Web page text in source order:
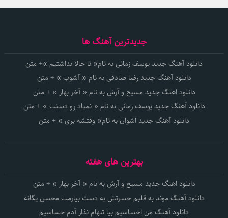
جدیدترین آهنگ ها
دانلود آهنگ جدید یوسف زمانی به نام« تا حالا نداشتیم »+ متن
دانلود آهنگ جدید رضا صادقی به نام « آشوب » + متن
دانلود اهنگ جدید مسیح و آرش به نام « آخر بهار » + متن
دانلود آهنگ جدید یوسف زمانی به نام « نمیاد رو دستت » + متن
دانلود آهنگ جدید اشوان به نام« وقتشه بری » + متن
بهترین های هفته
دانلود اهنگ جدید مسیح و آرش به نام « آخر بهار » + متن
دانلود آهنگ موند به قلبم حسرتش به دست بیارمت محسن یگانه
دانلود آهنگ من احساسیم بیا تنهام نذار آدم حساسیم